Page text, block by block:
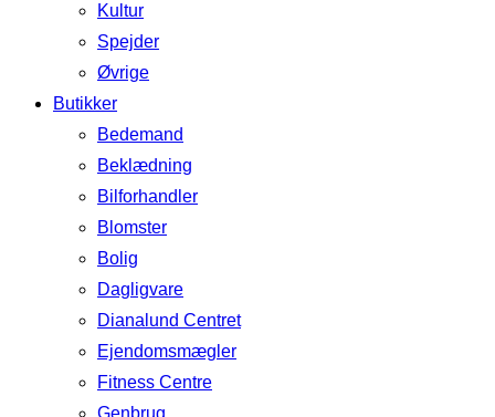
Kultur
Spejder
Øvrige
Butikker
Bedemand
Beklædning
Bilforhandler
Blomster
Bolig
Dagligvare
Dianalund Centret
Ejendomsmægler
Fitness Centre
Genbrug